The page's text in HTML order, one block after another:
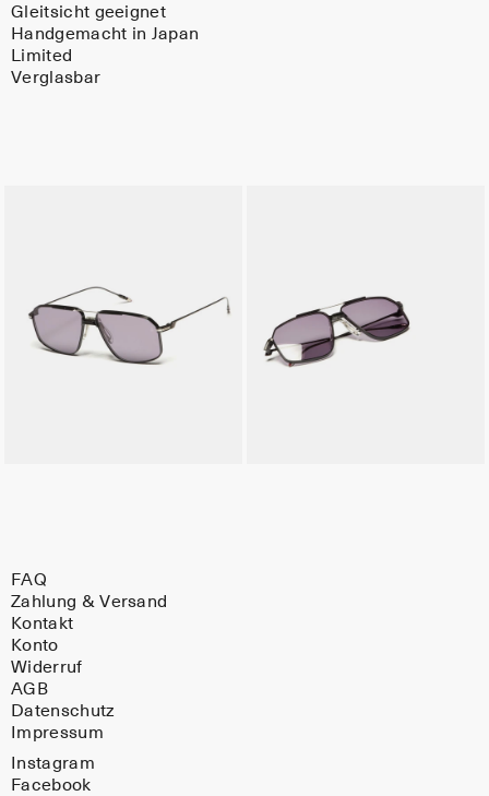
Gleitsicht geeignet
Handgemacht in Japan
Limited
Verglasbar
FAQ
Zahlung & Versand
Kontakt
Konto
Widerruf
AGB
Datenschutz
Impressum
Instagram
Facebook